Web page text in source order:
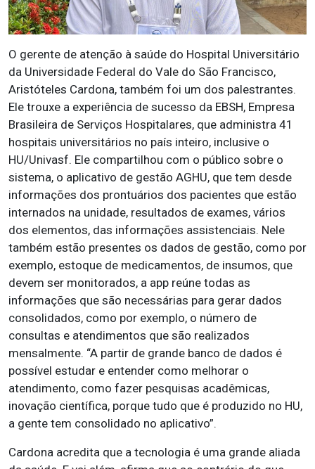
O gerente de atenção à saúde do Hospital Universitário
da Universidade Federal do Vale do São Francisco,
Aristóteles Cardona, também foi um dos palestrantes.
Ele trouxe a experiência de sucesso da EBSH, Empresa
Brasileira de Serviços Hospitalares, que administra 41
hospitais universitários no país inteiro, inclusive o
HU/Univasf. Ele compartilhou com o público sobre o
sistema, o aplicativo de gestão AGHU, que tem desde
informações dos prontuários dos pacientes que estão
internados na unidade, resultados de exames, vários
dos elementos, das informações assistenciais. Nele
também estão presentes os dados de gestão, como por
exemplo, estoque de medicamentos, de insumos, que
devem ser monitorados, a app reúne todas as
informações que são necessárias para gerar dados
consolidados, como por exemplo, o número de
consultas e atendimentos que são realizados
mensalmente. “A partir de grande banco de dados é
possível estudar e entender como melhorar o
atendimento, como fazer pesquisas acadêmicas,
inovação científica, porque tudo que é produzido no HU,
a gente tem consolidado no aplicativo”.
Cardona acredita que a tecnologia é uma grande aliada